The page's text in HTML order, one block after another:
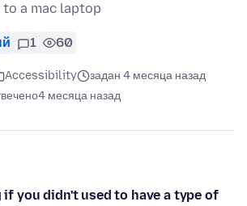
a mac laptop
1 60
Accessibility
задан 4 месяца назад
4 месяца назад
you didn't used to have a type of